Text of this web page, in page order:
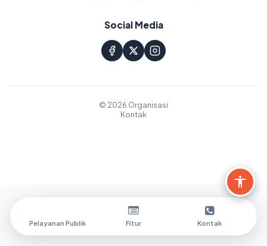
Pelayanan Publik Fitur Kontak
Social Media
© 2026 Organisasi
Kontak